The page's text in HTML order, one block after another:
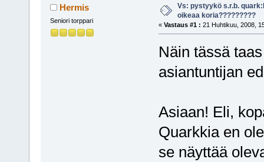
Hermis
Seniori torppari
Vs: pystyykö s.r.b.
oikeaa koria?????????
« Vastaus #1 : 21 Huhtikuu, 2008,
Näin tässä
asiantuntijan
Asiaan! Eli,
Quarkkia en
se näyttää